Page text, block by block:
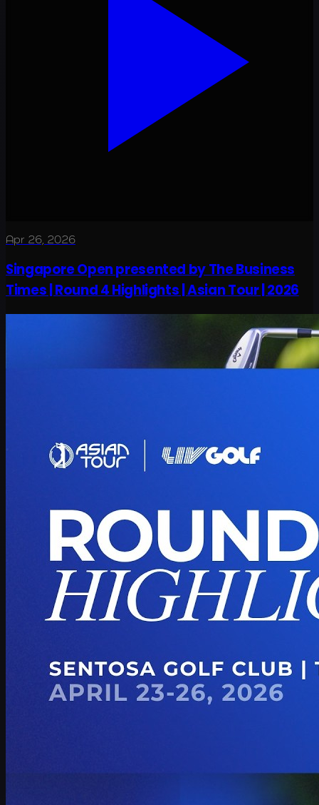
Apr 26, 2026
Singapore Open presented by The Business
Times | Round 4 Highlights | Asian Tour | 2026